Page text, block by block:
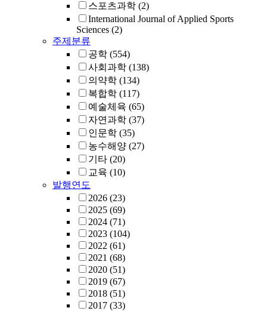
스포츠과학 (2)
International Journal of Applied Sports
Sciences (2)
주제분류
공학 (554)
사회과학 (138)
의약학 (134)
복합학 (117)
예술체육 (65)
자연과학 (37)
인문학 (35)
농수해양 (27)
기타 (20)
교육 (10)
발행연도
2026 (23)
2025 (69)
2024 (71)
2023 (104)
2022 (61)
2021 (68)
2020 (51)
2019 (67)
2018 (51)
2017 (33)